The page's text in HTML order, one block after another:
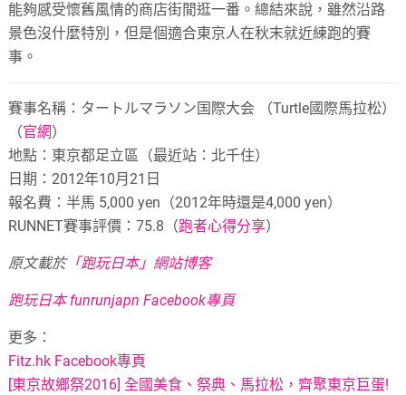
能夠感受懷舊風情的商店街閒逛一番。總結來說，雖然沿路
景色沒什麼特別，但是個適合東京人在秋末就近練跑的賽
事。
賽事名稱：タートルマラソン国際大会 （Turtle國際馬拉松）
（官網）
地點：東京都足立區（最近站：北千住）
日期：2012年10月21日
報名費：半馬 5,000 yen（2012年時還是4,000 yen）
RUNNET賽事評價：75.8（跑者心得分享）
原文載於「跑玩日本」網站博客
跑玩日本 funrunjapn Facebook專頁
更多：
Fitz.hk Facebook專頁
[東京故鄉祭2016] 全國美食、祭典、馬拉松，齊聚東京巨蛋!